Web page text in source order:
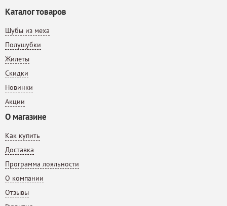
Каталог товаров
Шубы из меха
Полушубки
Жилеты
Скидки
Новинки
Акции
О магазине
Как купить
Доставка
Программа лояльности
О компании
Отзывы